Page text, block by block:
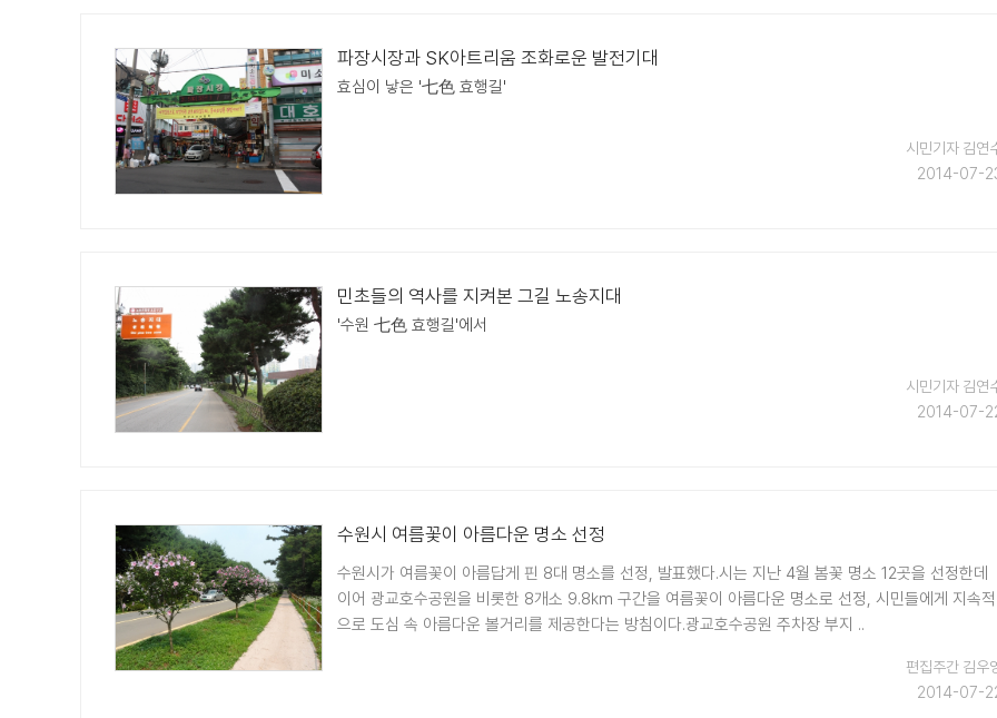
파장시장과 SK아트리움 조화로운 발전기대
효심이 낳은 '七色 효행길'
시민기자 김연
2014-07-
민초들의 역사를 지켜본 그길 노송지대
'수원 七色 효행길'에서
시민기자 김연
2014-07-
수원시 여름꽃이 아름다운 명소 선정
수원시가 여름꽃이 아름답게 핀 8대 명소를 선정, 발표했다.시는 지난 4월 봄꽃 명소 12곳을 선정한데
이어 광교호수공원을 비롯한 8개소 9.8㎞ 구간을 여름꽃이 아름다운 명소로 선정, 시민들에게 지속적
으로 도심 속 아름다운 볼거리를 제공한다는 방침이다.광교호수공원 주차장 부지 ..
편집주간 김우
2014-07-